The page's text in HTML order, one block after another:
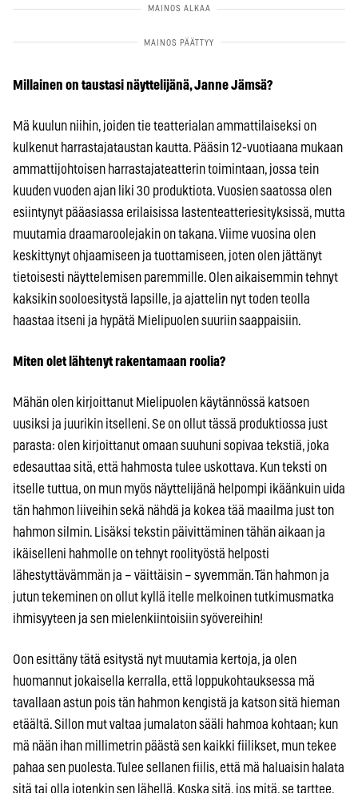
Millainen on taustasi näyttelijänä, Janne Jämsä?
Mä kuulun niihin, joiden tie teatterialan ammattilaiseksi on
kulkenut harrastajataustan kautta. Pääsin 12-vuotiaana mukaan
ammattijohtoisen harrastajateatterin toimintaan, jossa tein
kuuden vuoden ajan liki 30 produktiota. Vuosien saatossa olen
esiintynyt pääasiassa erilaisissa lastenteatteriesityksissä, mutta
muutamia draamaroolejakin on takana. Viime vuosina olen
keskittynyt ohjaamiseen ja tuottamiseen, joten olen jättänyt
tietoisesti näyttelemisen paremmille. Olen aikaisemmin tehnyt
kaksikin sooloesitystä lapsille, ja ajattelin nyt toden teolla
haastaa itseni ja hypätä Mielipuolen suuriin saappaisiin.
Miten olet lähtenyt rakentamaan roolia?
Mähän olen kirjoittanut Mielipuolen käytännössä katsoen
uusiksi ja juurikin itselleni. Se on ollut tässä produktiossa just
parasta: olen kirjoittanut omaan suuhuni sopivaa tekstiä, joka
edesauttaa sitä, että hahmosta tulee uskottava. Kun teksti on
itselle tuttua, on mun myös näyttelijänä helpompi ikäänkuin uida
tän hahmon liiveihin sekä nähdä ja kokea tää maailma just ton
hahmon silmin. Lisäksi tekstin päivittäminen tähän aikaan ja
ikäiselleni hahmolle on tehnyt roolityöstä helposti
lähestyttävämmän ja – väittäisin – syvemmän. Tän hahmon ja
jutun tekeminen on ollut kyllä itelle melkoinen tutkimusmatka
ihmisyyteen ja sen mielenkiintoisiin syövereihin!
Oon esittäny tätä esitystä nyt muutamia kertoja, ja olen
huomannut jokaisella kerralla, että loppukohtauksessa mä
tavallaan astun pois tän hahmon kengistä ja katson sitä hieman
etäältä. Sillon mut valtaa jumalaton sääli hahmoa kohtaan; kun
mä nään ihan millimetrin päästä sen kaikki fiilikset, mun tekee
pahaa sen puolesta. Tulee sellanen fiilis, että mä haluaisin halata
sitä tai olla jotenkin sen lähellä. Koska sitä, jos mitä, se tarttee.